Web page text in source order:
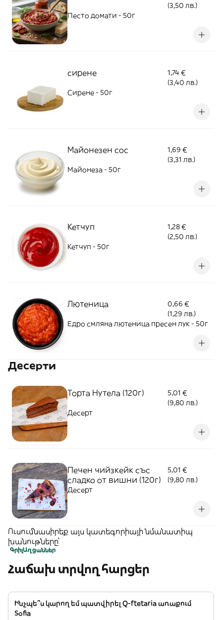
(3,50 лв.)
Песто домати - 50г
сирене
1,74 €
(3,40 лв.)
Сирене - 50г
Майонезен сос
1,69 €
(3,31 лв.)
Майонеза - 50г
Кетчуп
1,28 €
(2,50 лв.)
Кетчуп - 50г
Лютеница
0,66 €
(1,29 лв.)
Едро смляна лютеница пресен лук - 50г
Десерти
Торта Нутела (120г)
5,01 €
(9,80 лв.)
Десерт
Печен чийзкейк със
сладко от вишни (120г)
5,01 €
(9,80 лв.)
Десерт
Ուսումնասիրեք այս կատեգորիայի նմանատիպ
խանութները՝
ԳրիլԱղցաններ
Հաճախ տրվող հարցեր
Ինչպե՞ս կարող եմ պատվիրել Q-ftetaria առաքում
Sofia